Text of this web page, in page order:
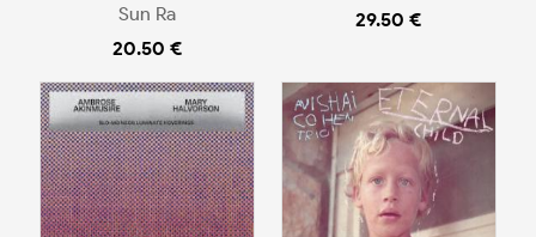
Sun Ra
20.50 €
29.50 €